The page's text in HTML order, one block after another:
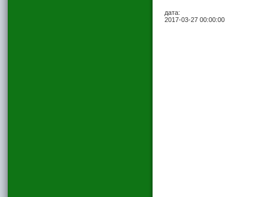
дата:
2017-03-27 00:00:00